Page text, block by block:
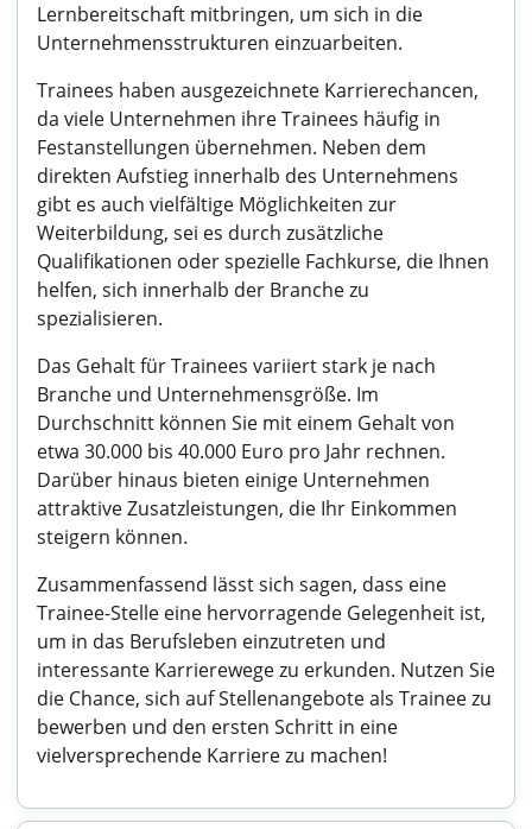
Lernbereitschaft mitbringen, um sich in die
Unternehmensstrukturen einzuarbeiten.
Trainees haben ausgezeichnete Karrierechancen,
da viele Unternehmen ihre Trainees häufig in
Festanstellungen übernehmen. Neben dem
direkten Aufstieg innerhalb des Unternehmens
gibt es auch vielfältige Möglichkeiten zur
Weiterbildung, sei es durch zusätzliche
Qualifikationen oder spezielle Fachkurse, die Ihnen
helfen, sich innerhalb der Branche zu
spezialisieren.
Das Gehalt für Trainees variiert stark je nach
Branche und Unternehmensgröße. Im
Durchschnitt können Sie mit einem Gehalt von
etwa 30.000 bis 40.000 Euro pro Jahr rechnen.
Darüber hinaus bieten einige Unternehmen
attraktive Zusatzleistungen, die Ihr Einkommen
steigern können.
Zusammenfassend lässt sich sagen, dass eine
Trainee-Stelle eine hervorragende Gelegenheit ist,
um in das Berufsleben einzutreten und
interessante Karrierewege zu erkunden. Nutzen Sie
die Chance, sich auf Stellenangebote als Trainee zu
bewerben und den ersten Schritt in eine
vielversprechende Karriere zu machen!